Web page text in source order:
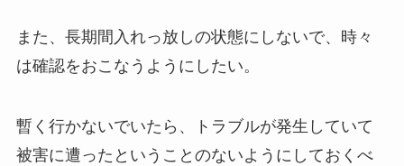
また、長期間入れっ放しの状態にしないで、時々
は確認をおこなうようにしたい。
暫く行かないでいたら、トラブルが発生していて
被害に遭ったということのないようにしておくべ